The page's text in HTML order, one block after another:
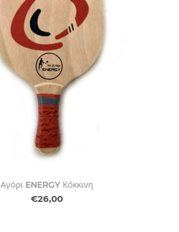
Αγόρι ENERGY Κόκκινη
€26,00